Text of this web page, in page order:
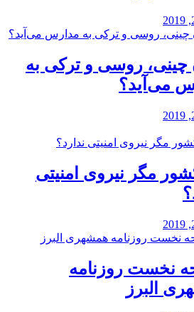
چینی، روسی و ترکی به
می‌آید؟
مگر نیروی امنیتی
نخست روزنامه‌
البرز